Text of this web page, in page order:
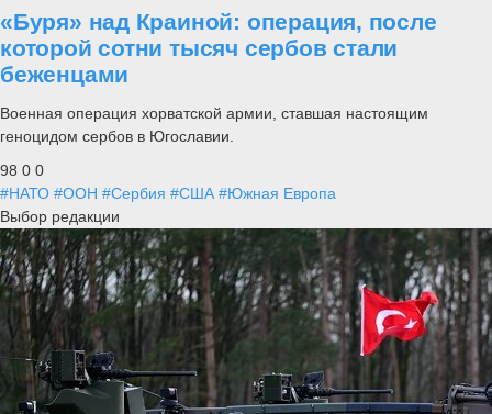
«Буря» над Краиной: операция, после
которой сотни тысяч сербов стали
беженцами
Военная операция хорватской армии, ставшая настоящим
геноцидом сербов в Югославии.
98 0 0
#НАТО #ООН #Сербия #США #Южная Европа
Выбор редакции